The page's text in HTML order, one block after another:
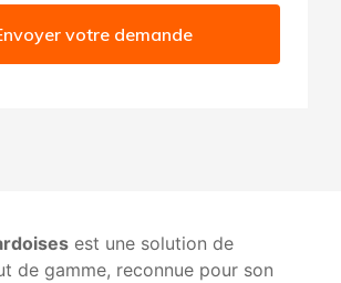
votre demande
est une solution de
de gamme, reconnue pour son